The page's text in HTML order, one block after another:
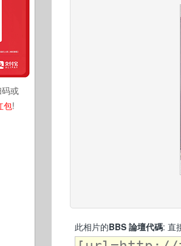
或
包!
此相片的BBS 論壇代碼: 直